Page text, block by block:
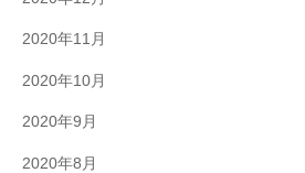
2020年11月
2020年10月
2020年9月
2020年8月